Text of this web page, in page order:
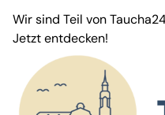
Wir sind Teil von
Jetzt entdecken!